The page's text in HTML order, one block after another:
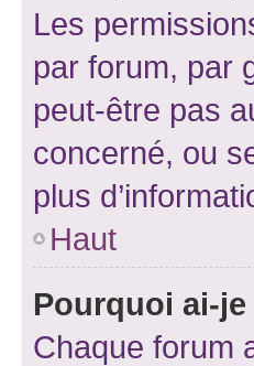
Les
par forum, par
peut-être pas
concerné, ou
plus
Haut
Pourquoi ai-
Chaque forum